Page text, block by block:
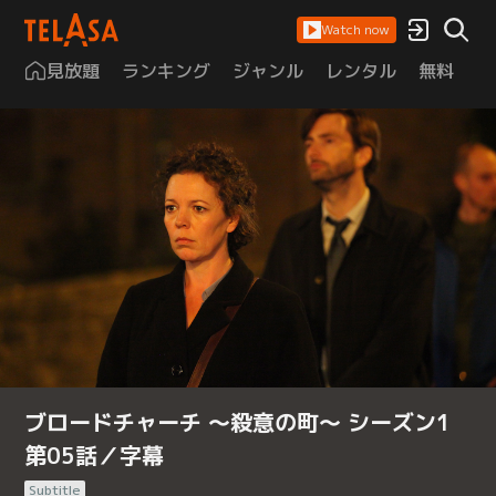
Watch now
見放題 ランキング ジャンル レンタル 無料
ブロードチャーチ ～殺意の町～ シーズン1
第05話／字幕
Subtitle